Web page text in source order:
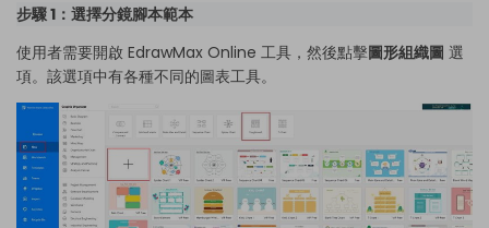
步驟 1：選擇分鏡腳本範本
使用者需要開啟 EdrawMax Online 工具，然後點擊圖形組織圖 選
項。該選項中有各種不同的圖表工具。